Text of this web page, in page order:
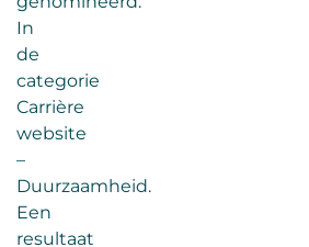
In
de
categorie
Carrière
website
–
Duurzaamheid.
Een
resultaat